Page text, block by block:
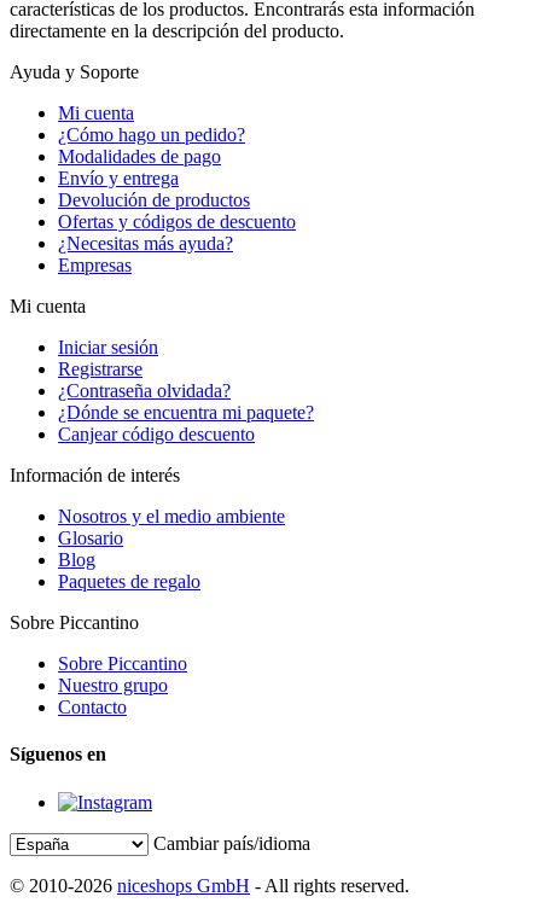
características de los productos. Encontrarás esta información
directamente en la descripción del producto.
Ayuda y Soporte
Mi cuenta
¿Cómo hago un pedido?
Modalidades de pago
Envío y entrega
Devolución de productos
Ofertas y códigos de descuento
¿Necesitas más ayuda?
Empresas
Mi cuenta
Iniciar sesión
Registrarse
¿Contraseña olvidada?
¿Dónde se encuentra mi paquete?
Canjear código descuento
Información de interés
Nosotros y el medio ambiente
Glosario
Blog
Paquetes de regalo
Sobre Piccantino
Sobre Piccantino
Nuestro grupo
Contacto
Síguenos en
Cambiar país/idioma
© 2010-2026 niceshops GmbH - All rights reserved.